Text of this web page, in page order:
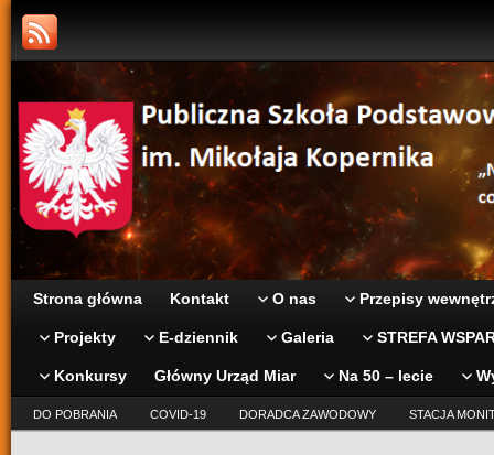
Strona główna Kontakt O nas Przepisy
Projekty E-dziennik Galeria STREFA
Konkursy Główny Urząd Miar Na 50 – lecie
DO POBRANIA COVID-19 DORADCA ZAWODOWY STACJA